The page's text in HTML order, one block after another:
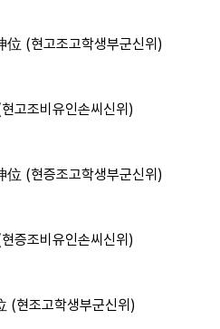
(현고조고학생부군신위)
고조비유인손씨신위)
(현증조고학생부군신위)
증조비유인손씨신위)
현조고학생부군신위)